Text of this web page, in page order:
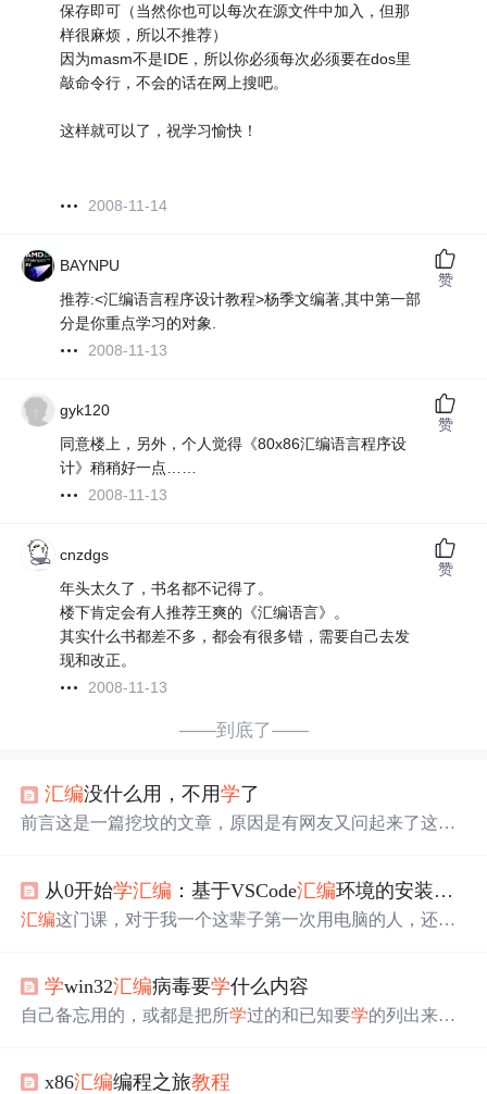
保存即可（当然你也可以每次在源文件中加入，但那
样很麻烦，所以不推荐）
因为masm不是IDE，所以你必须每次必须要在dos里
敲命令行，不会的话在网上搜吧。
这样就可以了，祝学习愉快！
2008-11-14
BAYNPU
推荐:<汇编语言程序设计教程>杨季文编著,其中第一部
分是你重点学习的对象.
2008-11-13
赞
gyk120
同意楼上，另外，个人觉得《80x86汇编语言程序设
计》稍稍好一点……
2008-11-13
赞
cnzdgs
年头太久了，书名都不记得了。
楼下肯定会有人推荐王爽的《汇编语言》。
其实什么书都差不多，都会有很多错，需要自己去发
现和改正。
2008-11-13
赞
——到底了——
汇编没什么用，不用学了
前言这是一篇挖坟的文章，原因是有网友又问起来了这个
的一段灰色记忆。有很长一段时...
从0开始学汇编 ：基于VSCode汇编环境的安装与调试
汇编这门课，对于我一个这辈子第一次用电脑的人，还是
到50%的到课率，再一听不懂更是雪上加霜。所以与其坐
以待毙不如自己照着书啃，顺便记录一下学习的过程。教
进吧。
学win32汇编病毒要学什么内容
自己备忘用的，或都是把所学过的和已知要学的列出来吧8
幕》，《Undocumented Windows NT 中文版.chm》，《(深
x86汇编编程之旅教程